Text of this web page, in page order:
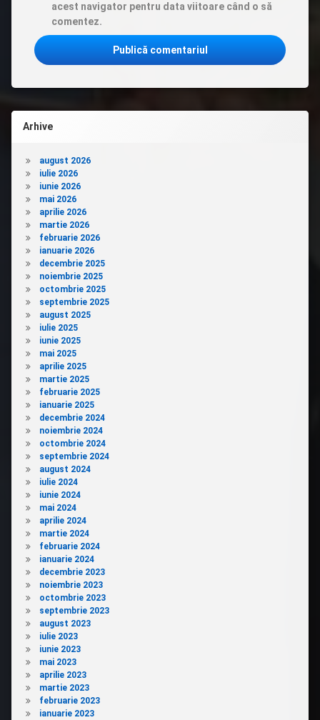
acest navigator pentru data viitoare când o să
comentez.
Arhive
august 2026
iulie 2026
iunie 2026
mai 2026
aprilie 2026
martie 2026
februarie 2026
ianuarie 2026
decembrie 2025
noiembrie 2025
octombrie 2025
septembrie 2025
august 2025
iulie 2025
iunie 2025
mai 2025
aprilie 2025
martie 2025
februarie 2025
ianuarie 2025
decembrie 2024
noiembrie 2024
octombrie 2024
septembrie 2024
august 2024
iulie 2024
iunie 2024
mai 2024
aprilie 2024
martie 2024
februarie 2024
ianuarie 2024
decembrie 2023
noiembrie 2023
octombrie 2023
septembrie 2023
august 2023
iulie 2023
iunie 2023
mai 2023
aprilie 2023
martie 2023
februarie 2023
ianuarie 2023